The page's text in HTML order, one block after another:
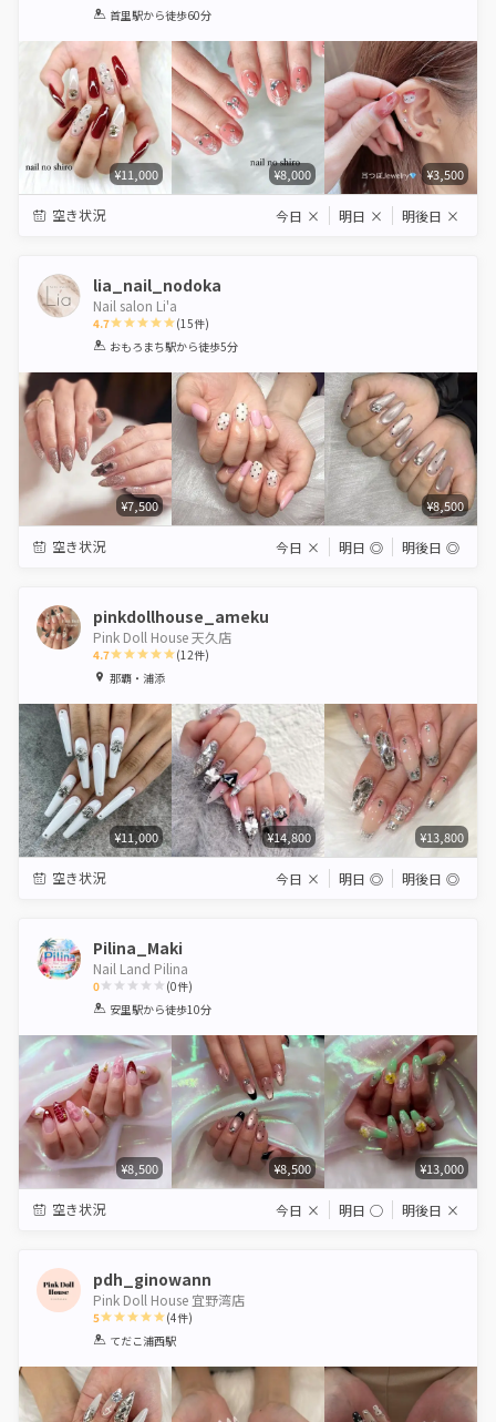
1 2 3 4 5
首里駅から徒歩60分
¥11,000 ¥8,000 ¥3,500
空き状況 今日 × 明日 × 明後日 ×
lia_nail_nodoka
Nail salon Li'a
4.7
1 2 3 4 5
(15件)
おもろまち駅から徒歩5分
¥7,500 ¥8,500
空き状況 今日 × 明日 ◎ 明後日 ◎
pinkdollhouse_ameku
Pink Doll House 天久店
4.7
1 2 3 4 5
(12件)
那覇・浦添
¥11,000 ¥14,800 ¥13,800
空き状況 今日 × 明日 ◎ 明後日 ◎
Pilina_Maki
Nail Land Pilina
0
1 2 3 4 5
(0件)
安里駅から徒歩10分
¥8,500 ¥8,500 ¥13,000
空き状況 今日 × 明日 ◯ 明後日 ×
pdh_ginowann
Pink Doll House 宜野湾店
5
1 2 3 4 5
(4件)
てだこ浦西駅